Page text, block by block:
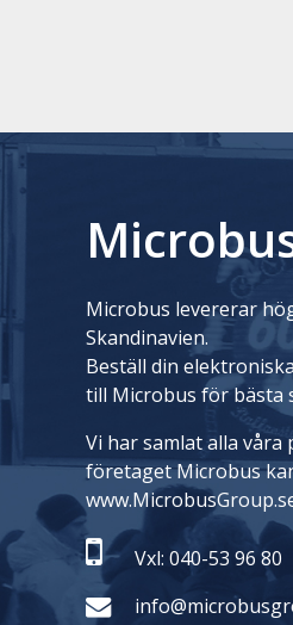
Microbus levererar
Skandinavien.
Beställ din
till Microbus för bästa
Vi har samlat alla våra
företaget Microbus
Vxl: 040-53 96 80